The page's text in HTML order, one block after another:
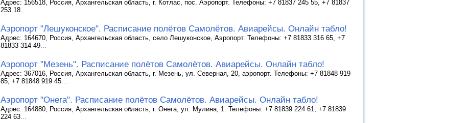
Адрес: 156518, Россия, Архангельская область, г. Котлас, пос. Аэропорт. Телефоны: +7 81837 245 55, +7 81837
253 18
Аэропорт "Лешуконское". Расписание полётов Самолётов. Авиарейсы. Онлайн табло!
Адрес: 164670, Россия, Архангельская область, село Лешуконское, Аэропорт. Телефоны: +7 81833 316 65, +7
81833 314 49
Аэропорт "Мезень". Расписание полётов Самолётов. Авиарейсы. Онлайн табло!
Адрес: 367016, Россия, Архангельская область, г. Мезень, ул. Северная, 20, аэропорт. Телефоны: +7 81848 919
85, +7 81848 919 45
Аэропорт "Онега". Расписание полётов Самолётов. Авиарейсы. Онлайн табло!
Адрес: 164880, Россия, Архангельская область, г. Онега, ул. Мулина, 1. Телефоны: +7 81839 224 61, +7 81839
224 63